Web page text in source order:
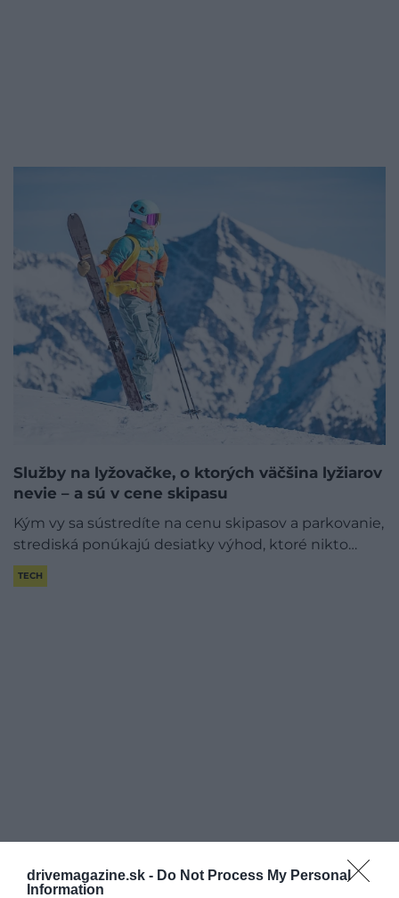
drivemagazine.sk - Do Not Process My Personal
Information
Služby na lyžovačke, o ktorých väčšina lyžiarov
nevie – a sú v cene skipasu
Kým vy sa sústredíte na cenu skipasov a parkovanie,
strediská ponúkajú desiatky výhod, ktoré nikto…
TECH